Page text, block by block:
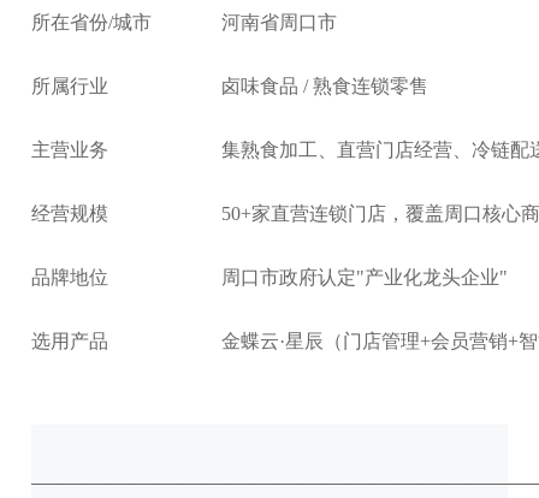
所在省份/城市 河南省周口市
所属行业 卤味食品 / 熟食连锁零售
主营业务 集熟食加工、直营门店经营、冷链配
经营规模 50+家直营连锁门店，覆盖周口核心
品牌地位 周口市政府认定"产业化龙头企业"
选用产品 金蝶云·星辰（门店管理+会员营销+